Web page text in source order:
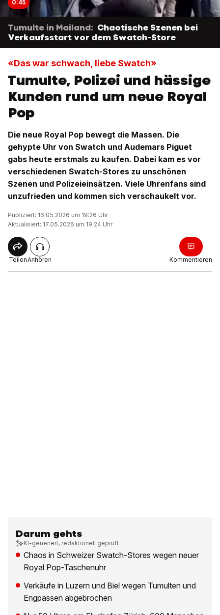
0:45
Tumulte in Mailand: Chaotische Szenen bei
Verkaufsstart vor dem Swatch-Store
«Das war schwach, liebe Swatch»
Tumulte, Polizei und hässige
Kunden rund um neue Royal
Pop
Die neue Royal Pop bewegt die Massen. Die
gehypte Uhr von Swatch und Audemars Piguet
gabs heute erstmals zu kaufen. Dabei kam es vor
verschiedenen Swatch-Stores zu unschönen
Szenen und Polizeieinsätzen. Viele Uhrenfans sind
unzufrieden und kommen sich verschaukelt vor.
Publiziert: 16.05.2026 um 19:26 Uhr
Aktualisiert: 17.05.2026 um 19:24 Uhr
TeilenAnhören Kommentieren
Darum gehts
KI-generiert, redaktionell geprüft
Chaos in Schweizer Swatch-Stores wegen neuer
Royal Pop-Taschenuhr
Verkäufe in Luzern und Biel wegen Tumulten und
Engpässen abgebrochen